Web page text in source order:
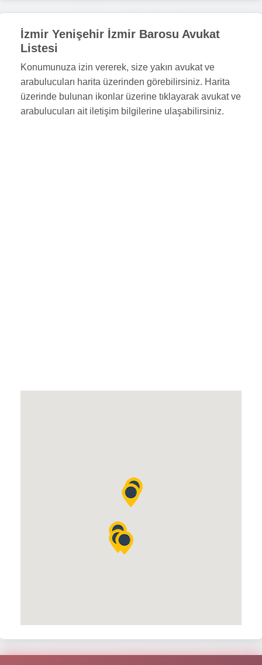
İzmir Yenişehir İzmir Barosu Avukat
Listesi
Konumunuza izin vererek, size yakın avukat ve
arabulucuları harita üzerinden görebilirsiniz. Harita
üzerinde bulunan ikonlar üzerine tıklayarak avukat ve
arabulucuları ait iletişim bilgilerine ulaşabilirsiniz.